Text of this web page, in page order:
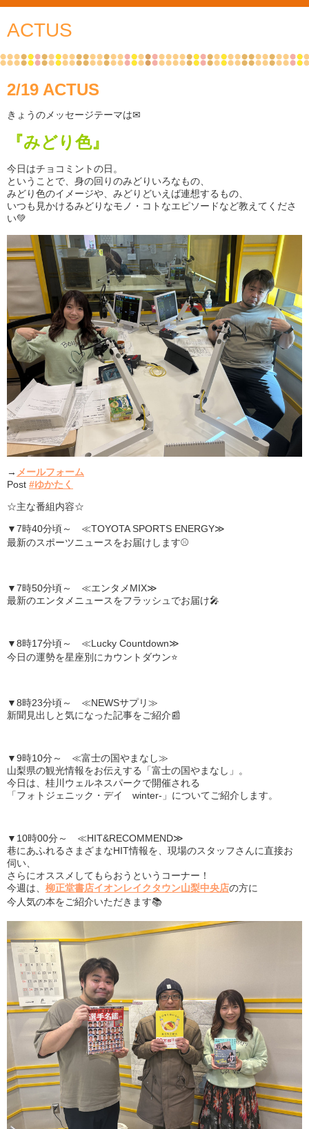
ACTUS
2/19 ACTUS
きょうのメッセージテーマは✉
『みどり色』
今日はチョコミントの日。
ということで、身の回りのみどりいろなもの、
みどり色のイメージや、みどりどいえば連想するもの、
いつも見かけるみどりなモノ・コトなエピソードなど教えてくださ
い💚
→ メールフォーム
Post #ゆかたく
☆主な番組内容☆
▼7時40分頃～ ≪TOYOTA SPORTS ENERGY≫
最新のスポーツニュースをお届けします⚾
▼7時50分頃～ ≪エンタメMIX≫
最新のエンタメニュースをフラッシュでお届け🎤
▼8時17分頃～ ≪Lucky Countdown≫
今日の運勢を星座別にカウントダウン⭐
▼8時23分頃～ ≪NEWSサプリ≫
新聞見出しと気になった記事をご紹介📰
▼9時10分～ ≪富士の国やまなし≫
山梨県の観光情報をお伝えする「富士の国やまなし」。
今日は、桂川ウェルネスパークで開催される
「フォトジェニック・デイ winter-」についてご紹介します。
▼10時00分～ ≪HIT&RECOMMEND≫
巷にあふれるさまざまなHIT情報を、現場のスタッフさんに直接お
伺い、
さらにオススメしてもらおうというコーナー！
今週は、 柳正堂書店イオンレイクタウン山梨中央店の方に
今人気の本をご紹介いただきます📚